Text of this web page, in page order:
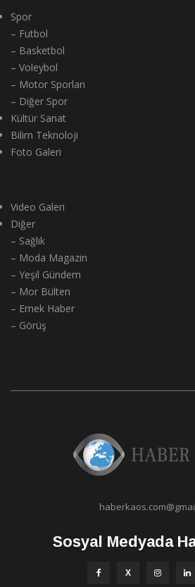
Spor
– Futbol
– Basketbol
– Voleybol
– Motor Sporları
– Diğer Spor
Kültür Sanat
Bilim Teknoloji
Foto Galeri
Video Galeri
Diğer
– Sağlık
– Moda Magazin
– Yeşil Gündem
– Mor Bülten
– Emek Haber
– Görüş
Sosyal Medyada